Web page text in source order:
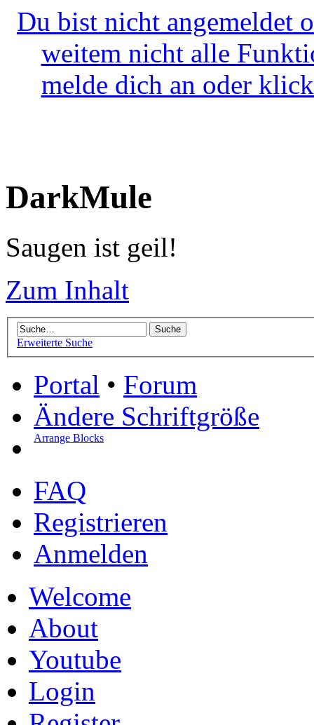
Du bist nicht angemeldet
weitem nicht alle
melde dich an oder
DarkMule
Saugen ist geil!
Zum Inhalt
Erweiterte Suche
Portal • Forum
Ändere Schriftgröße
Arrange Blocks
FAQ
Registrieren
Anmelden
Welcome
About
Youtube
Login